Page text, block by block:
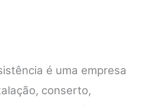
é uma empresa
conserto,